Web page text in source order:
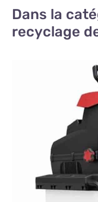
Dans la
recyclage